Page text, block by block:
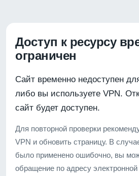
Доступ к ресурсу
ограничен
Сайт временно недоступен
либо вы используете VPN.
сайт будет доступен.
Для повторной проверки
VPN и обновить страницу. В
было применено ошибочно, вы
обращение по адресу